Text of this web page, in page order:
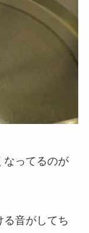
なってるのが
る音がしてち